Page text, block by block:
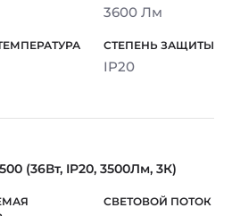
3600 Лм
IP20
(36Вт, IP20, 3500Лм, 3К)